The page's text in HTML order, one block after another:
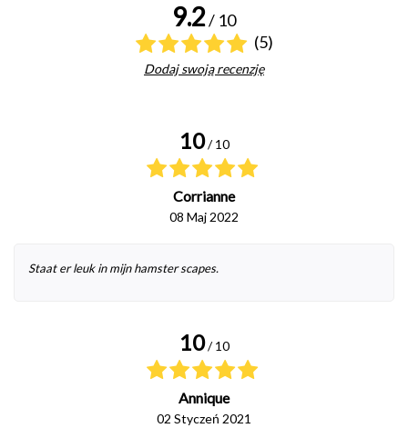
9.2/ 10
(5)
Dodaj swoją recenzję
10 / 10
Corrianne
08 Maj 2022
Staat er leuk in mijn hamster scapes.
10 / 10
Annique
02 Styczeń 2021